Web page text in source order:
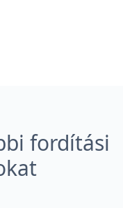
fordítási